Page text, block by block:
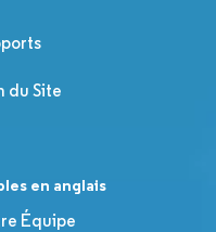
du Site
en anglais
Équipe